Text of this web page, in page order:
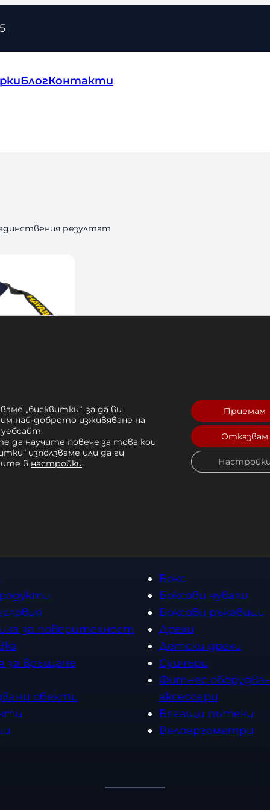
БлогКонтакти
резултат
за
Купи
за поверителност
за връщане
обекти
Бокс
Боксови чували
Боксови ръкавици
Дрехи
Детски дрехи
Суичъри
Фитнес
аксесоари
Бягащи пътеки
Велоергометри
„бисквитки“, за да ви
най-доброто изживяване на
да научите повече за това кои
използваме или да ги
в настройки.
Приемам
Отказвам